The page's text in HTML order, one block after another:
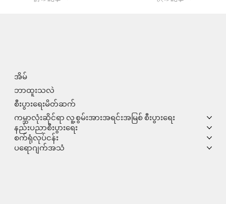
အိမ်
ဘာထူးသလဲ
စီးပွားရေးမိတ်ဆက်
ကမ္ဘာလုံးဆိုင်ရာ လူ့စွမ်းအားအရင်းအမြစ် စီးပွားရေး
နည်းပညာစီးပွားရေး
စက်ရုံလုပ်ငန်း
ပရောဂျက်အသံ